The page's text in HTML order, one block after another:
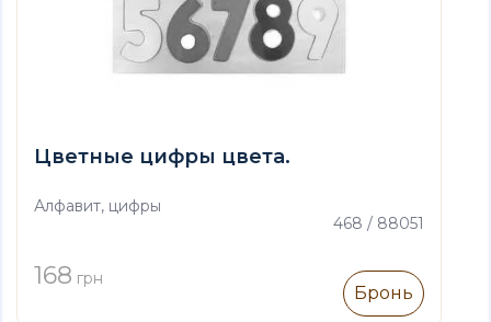
Цветные цифры цвета.
Алфавит, цифры
468 / 88051
168 грн
Бронь